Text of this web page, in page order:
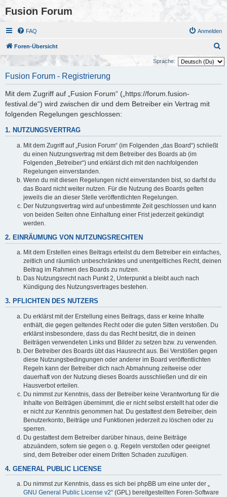
Fusion Forum
FAQ Anmelden
Foren-Übersicht
u
Sprache:
Fusion Forum - Registrierung
Mit dem Zugriff auf „Fusion Forum“ („https://forum.fusion-
festival.de“) wird zwischen dir und dem Betreiber ein Vertrag mit
folgenden Regelungen geschlossen:
1. NUTZUNGSVERTRAG
Mit dem Zugriff auf „Fusion Forum“ (im Folgenden „das Board“) schließt
du einen Nutzungsvertrag mit dem Betreiber des Boards ab (im
Folgenden „Betreiber“) und erklärst dich mit den nachfolgenden
Regelungen einverstanden.
Wenn du mit diesen Regelungen nicht einverstanden bist, so darfst du
das Board nicht weiter nutzen. Für die Nutzung des Boards gelten
jeweils die an dieser Stelle veröffentlichten Regelungen.
Der Nutzungsvertrag wird auf unbestimmte Zeit geschlossen und kann
von beiden Seiten ohne Einhaltung einer Frist jederzeit gekündigt
werden.
2. EINRÄUMUNG VON NUTZUNGSRECHTEN
Mit dem Erstellen eines Beitrags erteilst du dem Betreiber ein einfaches,
zeitlich und räumlich unbeschränktes und unentgeltliches Recht, deinen
Beitrag im Rahmen des Boards zu nutzen.
Das Nutzungsrecht nach Punkt 2, Unterpunkt a bleibt auch nach
Kündigung des Nutzungsvertrages bestehen.
3. PFLICHTEN DES NUTZERS
Du erklärst mit der Erstellung eines Beitrags, dass er keine Inhalte
enthält, die gegen geltendes Recht oder die guten Sitten verstoßen. Du
erklärst insbesondere, dass du das Recht besitzt, die in deinen
Beiträgen verwendeten Links und Bilder zu setzen bzw. zu verwenden.
Der Betreiber des Boards übt das Hausrecht aus. Bei Verstößen gegen
diese Nutzungsbedingungen oder anderer im Board veröffentlichten
Regeln kann der Betreiber dich nach Abmahnung zeitweise oder
dauerhaft von der Nutzung dieses Boards ausschließen und dir ein
Hausverbot erteilen.
Du nimmst zur Kenntnis, dass der Betreiber keine Verantwortung für die
Inhalte von Beiträgen übernimmt, die er nicht selbst erstellt hat oder die
er nicht zur Kenntnis genommen hat. Du gestattest dem Betreiber, dein
Benutzerkonto, Beiträge und Funktionen jederzeit zu löschen oder zu
sperren.
Du gestattest dem Betreiber darüber hinaus, deine Beiträge
abzuändern, sofern sie gegen o. g. Regeln verstoßen oder geeignet
sind, dem Betreiber oder einem Dritten Schaden zuzufügen.
4. GENERAL PUBLIC LICENSE
Du nimmst zur Kenntnis, dass es sich bei phpBB um eine unter der „
GNU General Public License v2“ (GPL) bereitgestellten Foren-Software